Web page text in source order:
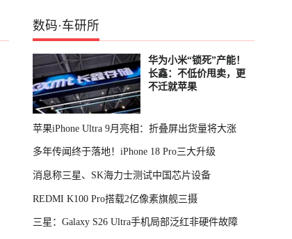
数码·车研所
华为小米“锁死”产能！
长鑫：不低价甩卖，更
不迁就苹果
苹果iPhone Ultra 9月亮相：折叠屏出货量将大涨
多年传闻终于落地！iPhone 18 Pro三大升级
消息称三星、SK海力士测试中国芯片设备
REDMI K100 Pro搭载2亿像素旗舰三摄
三星：Galaxy S26 Ultra手机局部泛红非硬件故障